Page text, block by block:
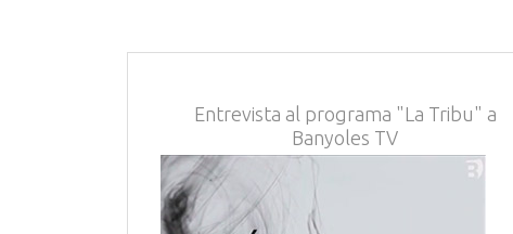
Entrevista al programa "La Tribu" a
Banyoles TV